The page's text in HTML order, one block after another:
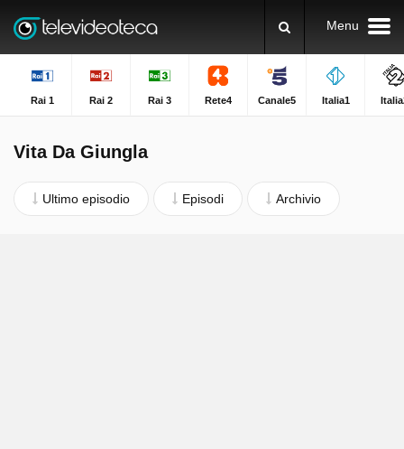
Menu
Rai 1 Rai 2 Rai 3 Rete4 Canale5 Italia1
Vita Da Giungla
Ultimo episodio Episodi Archivio